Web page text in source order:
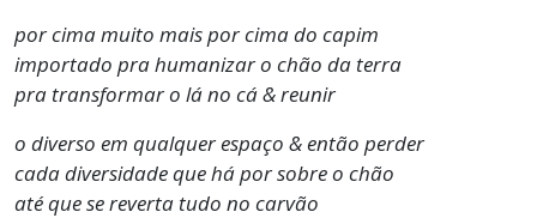
por cima muito mais por cima do capim
importado pra humanizar o chão da terra
pra transformar o lá no cá & reunir
o diverso em qualquer espaço & então perder
cada diversidade que há por sobre o chão
até que se reverta tudo no carvão